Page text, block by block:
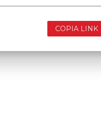
COPIA LINK